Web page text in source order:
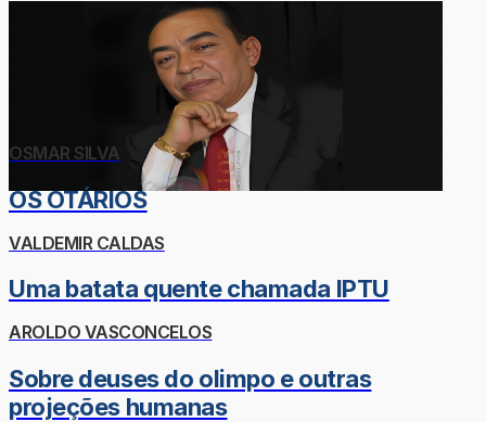
OSMAR SILVA
OS OTÁRIOS
VALDEMIR CALDAS
Uma batata quente chamada IPTU
AROLDO VASCONCELOS
Sobre deuses do olimpo e outras
projeções humanas